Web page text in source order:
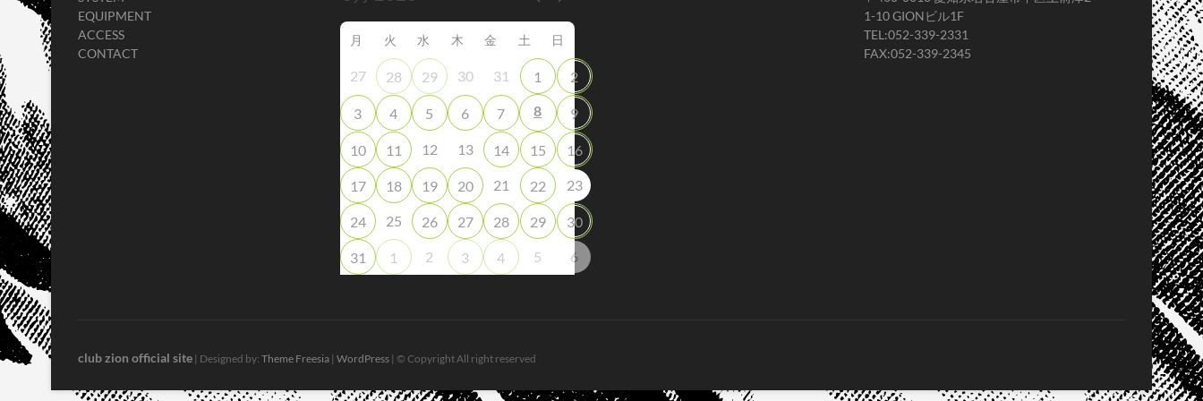
EQUIPMENT
ACCESS
CONTACT
月 火 水 木 金 土 日
27 28 29 30 31 1 2
3 4 5 6 7 8 9
10 11 12 13 14 15 16
17 18 19 20 21 22 23
24 25 26 27 28 29 30
31 1 2 3 4 5 6
1-10 GIONビル1F
TEL:052-339-2331
FAX:052-339-2345
club zion official site | Designed by: Theme Freesia | WordPress | © Copyright All right reserved